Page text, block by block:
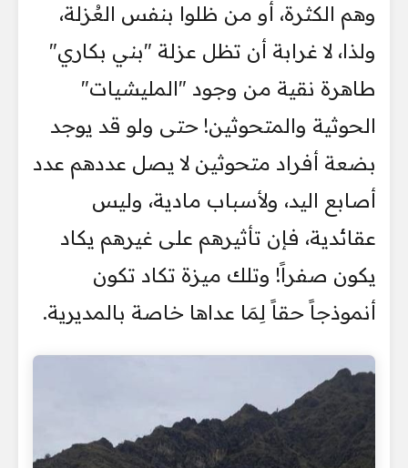
وهم الكثرة، أو من ظلوا بنفس العُزلة،
ولذا، لا غرابة أن تظل عزلة "بني بكاري"
طاهرة نقية من وجود "المليشيات"
الحوثية والمتحوثين! حتى ولو قد يوجد
بضعة أفراد متحوثين لا يصل عددهم عدد
أصابع اليد، ولأسباب مادية، وليس
عقائدية، فإن تأثيرهم على غيرهم يكاد
يكون صفراً! وتلك ميزة تكاد تكون
أنموذجاً حقاً لِمَا عداها خاصة بالمديرية.